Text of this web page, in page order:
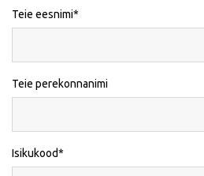
Teie eesnimi
Teie perekonnanimi
Isikukood